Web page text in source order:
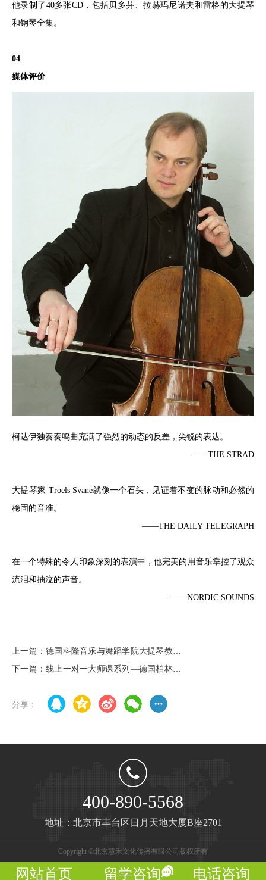
他录制了40多张CD，包括贝多芬、拉赫玛尼诺夫和雷格的大提琴
和钢琴全集。
04
媒体评价
柯达伊独奏奏鸣曲充满了强烈的动态的反差，尖锐的表达。
——THE STRAD
大提琴家 Troels Svane就像一个石头，见证着不变的脉动和必然的
稳固的音准。
——THE DAILY TELEGRAPH
在一个特殊的令人印象深刻的表演中，他完美的用音乐掌控了观众
流泪和抽泣的声音。
——NORDIC SOUNDS
上一篇：德国科隆音乐与舞蹈学院大提琴教授
汉斯·克里斯蒂安 史威克
下一篇：线上一对一大师课系列—德国柏林汉
尔克斯Claudio Bohórquez
分享：
400-890-5568
地址：北京市丰台区日月天地大厦B座2701
Copyright ©北京慧禾文化传播有限公司版权所有
网站首页 留学咨询 电话咨询